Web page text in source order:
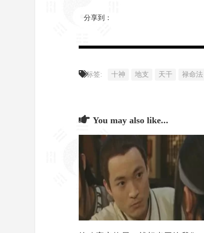
分享到：
标签: 十神 地支 天干 禄命法
You may also like...